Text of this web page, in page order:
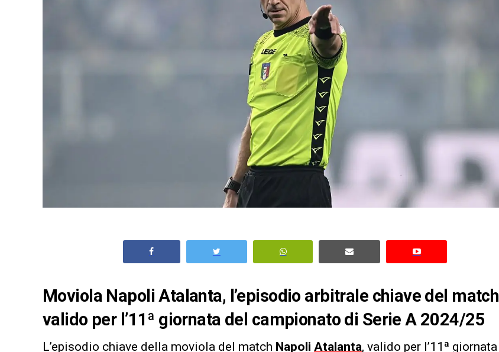
Moviola Napoli Atalanta, l’episodio arbitrale chiave del match
valido per l’11ª giornata del campionato di Serie A 2024/25
L’episodio chiave della moviola del match Napoli Atalanta, valido per l’11ª giornata